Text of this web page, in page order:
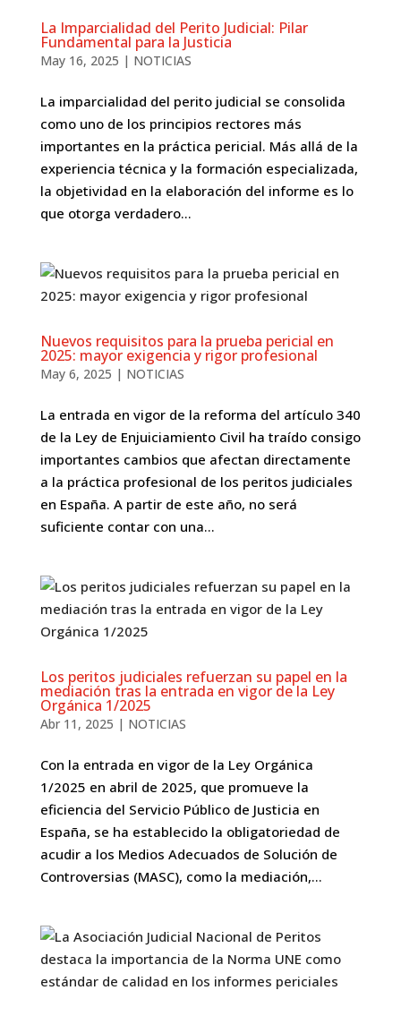
La Imparcialidad del Perito Judicial: Pilar
Fundamental para la Justicia
May 16, 2025 | NOTICIAS
La imparcialidad del perito judicial se consolida
como uno de los principios rectores más
importantes en la práctica pericial. Más allá de la
experiencia técnica y la formación especializada,
la objetividad en la elaboración del informe es lo
que otorga verdadero...
Nuevos requisitos para la prueba pericial en
2025: mayor exigencia y rigor profesional
May 6, 2025 | NOTICIAS
La entrada en vigor de la reforma del artículo 340
de la Ley de Enjuiciamiento Civil ha traído consigo
importantes cambios que afectan directamente
a la práctica profesional de los peritos judiciales
en España. A partir de este año, no será
suficiente contar con una...
​Los peritos judiciales refuerzan su papel en la
mediación tras la entrada en vigor de la Ley
Orgánica 1/2025​
Abr 11, 2025 | NOTICIAS
Con la entrada en vigor de la Ley Orgánica
1/2025 en abril de 2025, que promueve la
eficiencia del Servicio Público de Justicia en
España, se ha establecido la obligatoriedad de
acudir a los Medios Adecuados de Solución de
Controversias (MASC), como la mediación,...